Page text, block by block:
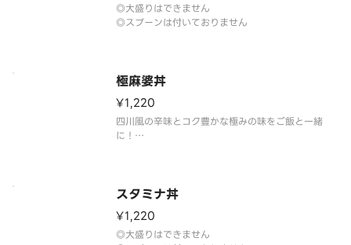
◎大盛りはできません
◎スプーンは付いておりません
極麻婆丼
¥1,220
四川風の辛味とコク豊かな極みの味をご飯と一緒
に！
スタミナ丼
¥1,220
◎大盛りはできません